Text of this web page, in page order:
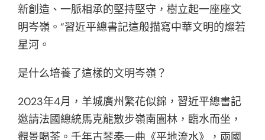
新創造、一脈相承的堅持堅守，樹立起一座座文
明岑嶺。”習近平總書記這般描寫中華文明的燦若
星河。
是什么培養了這樣的文明岑嶺？
2023年4月，羊城廣州繁花似錦，習近平總書記
邀請法國總統馬克龍散步嶺南園林，臨水而坐，
觀景喝茶。千年古琴奏一曲《平地流水》，兩國